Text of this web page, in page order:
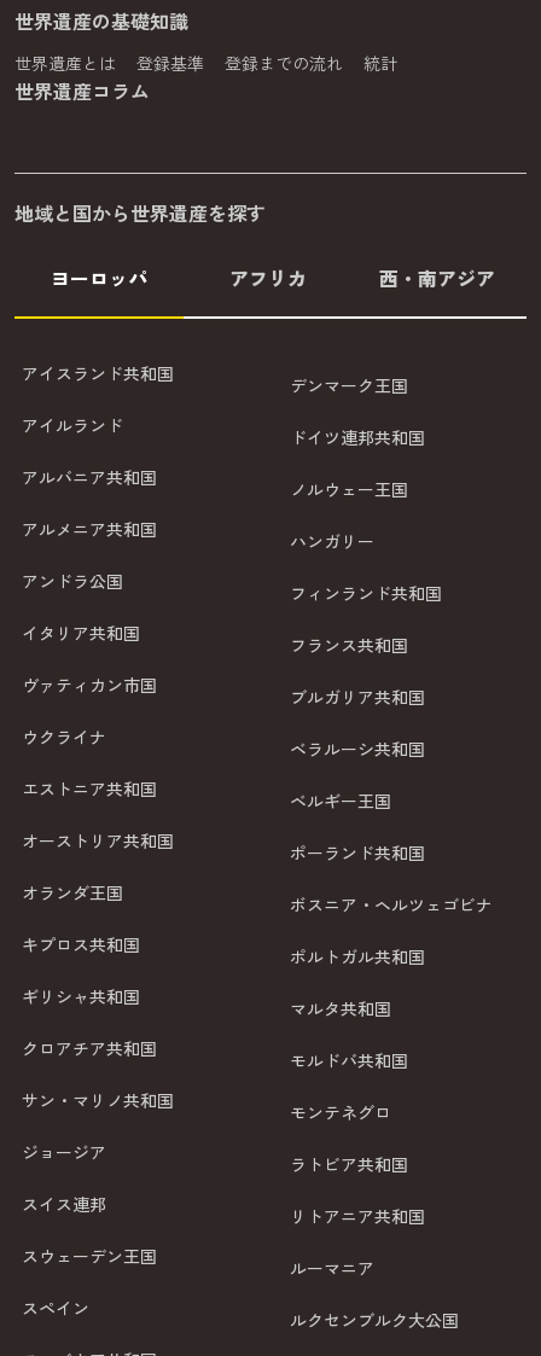
世界遺産の基礎知識
世界遺産とは 登録基準 登録までの流れ 統計
世界遺産コラム
地域と国から世界遺産を探す
ヨーロッパ アフリカ 西・南アジア
アイスランド共和国
アイルランド
アルバニア共和国
アルメニア共和国
アンドラ公国
イタリア共和国
ヴァティカン市国
ウクライナ
エストニア共和国
オーストリア共和国
オランダ王国
キプロス共和国
ギリシャ共和国
クロアチア共和国
サン・マリノ共和国
ジョージア
スイス連邦
スウェーデン王国
スペイン
デンマーク王国
ドイツ連邦共和国
ノルウェー王国
ハンガリー
フィンランド共和国
フランス共和国
ブルガリア共和国
ベラルーシ共和国
ベルギー王国
ポーランド共和国
ボスニア・ヘルツェゴビナ
ポルトガル共和国
マルタ共和国
モルドバ共和国
モンテネグロ
ラトビア共和国
リトアニア共和国
ルーマニア
ルクセンブルク大公国